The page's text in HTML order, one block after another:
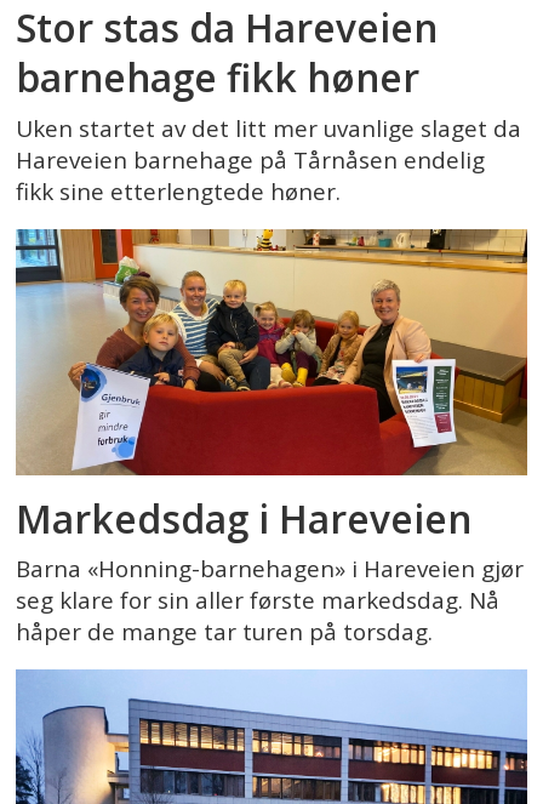
Stor stas da Hareveien
barnehage fikk høner
Uken startet av det litt mer uvanlige slaget da
Hareveien barnehage på Tårnåsen endelig
fikk sine etterlengtede høner.
Markedsdag i Hareveien
Barna «Honning-barnehagen» i Hareveien gjør
seg klare for sin aller første markedsdag. Nå
håper de mange tar turen på torsdag.